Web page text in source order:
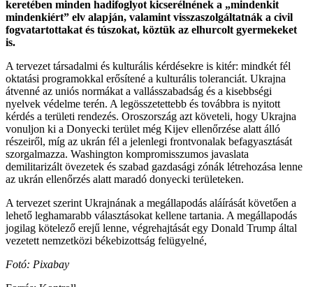
keretében minden hadifoglyot kicserélnének a „mindenkit
mindenkiért” elv alapján, valamint visszaszolgáltatnák a civil
fogvatartottakat és túszokat, köztük az elhurcolt gyermekeket
is.
A tervezet társadalmi és kulturális kérdésekre is kitér: mindkét fél
oktatási programokkal erősítené a kulturális toleranciát. Ukrajna
átvenné az uniós normákat a vallásszabadság és a kisebbségi
nyelvek védelme terén. A legösszetettebb és továbbra is nyitott
kérdés a területi rendezés. Oroszország azt követeli, hogy Ukrajna
vonuljon ki a Donyecki terület még Kijev ellenőrzése alatt álló
részeiről, míg az ukrán fél a jelenlegi frontvonalak befagyasztását
szorgalmazza. Washington kompromisszumos javaslata
demilitarizált övezetek és szabad gazdasági zónák létrehozása lenne
az ukrán ellenőrzés alatt maradó donyecki területeken.
A tervezet szerint Ukrajnának a megállapodás aláírását követően a
lehető leghamarabb választásokat kellene tartania. A megállapodás
jogilag kötelező erejű lenne, végrehajtását egy Donald Trump által
vezetett nemzetközi békebizottság felügyelné,
Fotó: Pixabay